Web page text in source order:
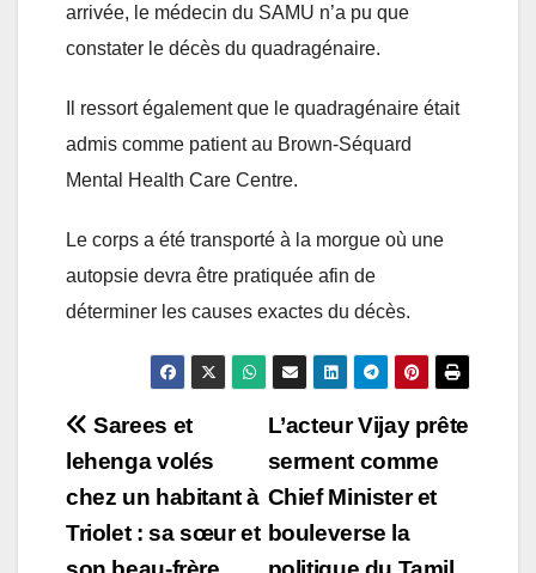
arrivée, le médecin du SAMU n’a pu que
constater le décès du quadragénaire.
Il ressort également que le quadragénaire était
admis comme patient au Brown-Séquard
Mental Health Care Centre.
Le corps a été transporté à la morgue où une
autopsie devra être pratiquée afin de
déterminer les causes exactes du décès.
Post
navigation
L’acteur Vijay prête
serment comme
Chief Minister et
bouleverse la
Sarees et
lehenga volés
chez un habitant à
Triolet : sa sœur et